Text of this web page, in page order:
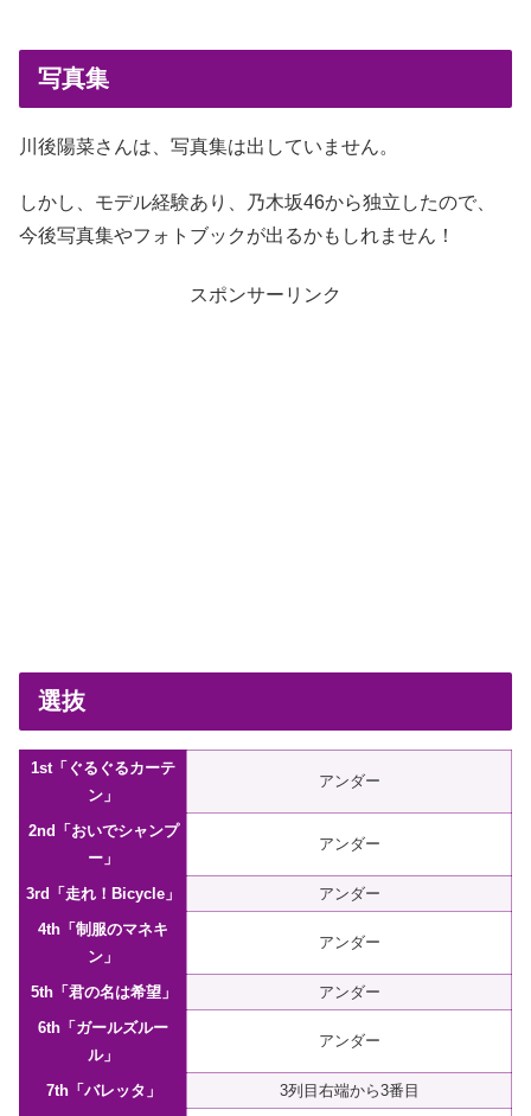
写真集
川後陽菜さんは、写真集は出していません。
しかし、モデル経験あり、乃木坂46から独立したので、
今後写真集やフォトブックが出るかもしれません！
スポンサーリンク
選抜
1st「ぐるぐるカーテ
ン」
アンダー
2nd「おいでシャンプ
ー」
アンダー
3rd「走れ！Bicycle」
アンダー
4th「制服のマネキ
ン」
アンダー
5th「君の名は希望」
アンダー
6th「ガールズルー
ル」
アンダー
7th「バレッタ」
3列目右端から3番目